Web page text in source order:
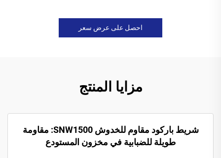
احصل على عرض سعر
مزايا المنتج
شريط باركود مقاوم للخدوش SNW1500: مقاومة
طويلة للضبابية في مخزون المستودع